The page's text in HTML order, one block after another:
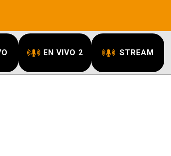
EN VIVO 2 STREAM